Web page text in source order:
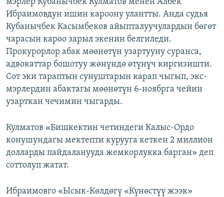
мэрлер Кубанычбек Кулматов менен Албек
Ибраимовдун ишин кароону улантты. Анда судья
Кубанычбек Касымбеков айыпталуучулардын бөгөт
чарасын кароо зарыл экенин белгиледи.
Прокурорлор абак мөөнөтүн узартууну суранса,
адвокаттар бошотуу жөнүндө өтүнүч киргизишти.
Сот эки тараптын сунуштарын карап чыгып, экс-
мэрлердин абактагы мөөнөтүн 6-ноябрга чейин
узарткан чечимин чыгарды.
Кулматов «Бишкектин четиндеги Калыс-Ордо
конушундагы мектепти курууга кеткен 2 миллион
долларды пайдаланууда жемкорлукка барган» деп
соттолуп жатат.
Ибраимовго «Ысык-Көлдөгү «Күнөстүү жээк»